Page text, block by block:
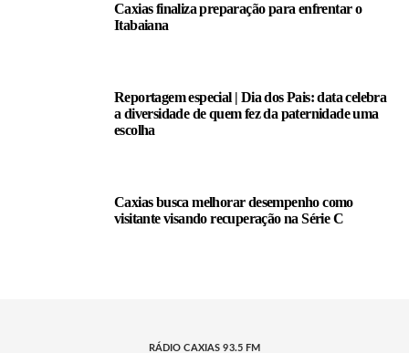
Caxias finaliza preparação para enfrentar o
Itabaiana
Reportagem especial | Dia dos Pais: data celebra
a diversidade de quem fez da paternidade uma
escolha
Caxias busca melhorar desempenho como
visitante visando recuperação na Série C
RÁDIO CAXIAS 93.5 FM